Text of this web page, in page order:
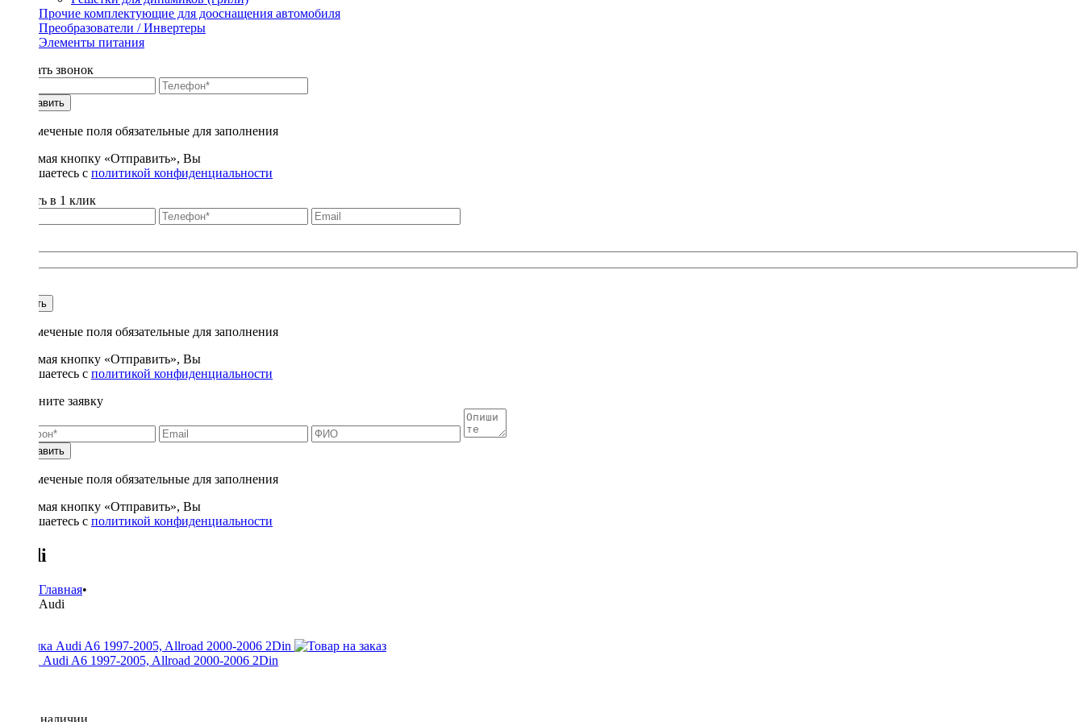
Прочие комплектующие для дооснащения автомобиля
Преобразователи / Инвертеры
Элементы питания
Заказать звонок
Отправить
* - отмеченые поля обязательные для заполнения
Нажимая кнопку «Отправить», Вы
соглашаетесь с политикой конфиденциальности
Купить в 1 клик
Купить
* - отмеченые поля обязательные для заполнения
Нажимая кнопку «Отправить», Вы
соглашаетесь с политикой конфиденциальности
Заполните заявку
Отправить
* - отмеченые поля обязательные для заполнения
Нажимая кнопку «Отправить», Вы
соглашаетесь с политикой конфиденциальности
Audi
Главная•
Audi
Рамка Audi A6 1997-2005, Allroad 2000-2006 2Din
Нет в наличии